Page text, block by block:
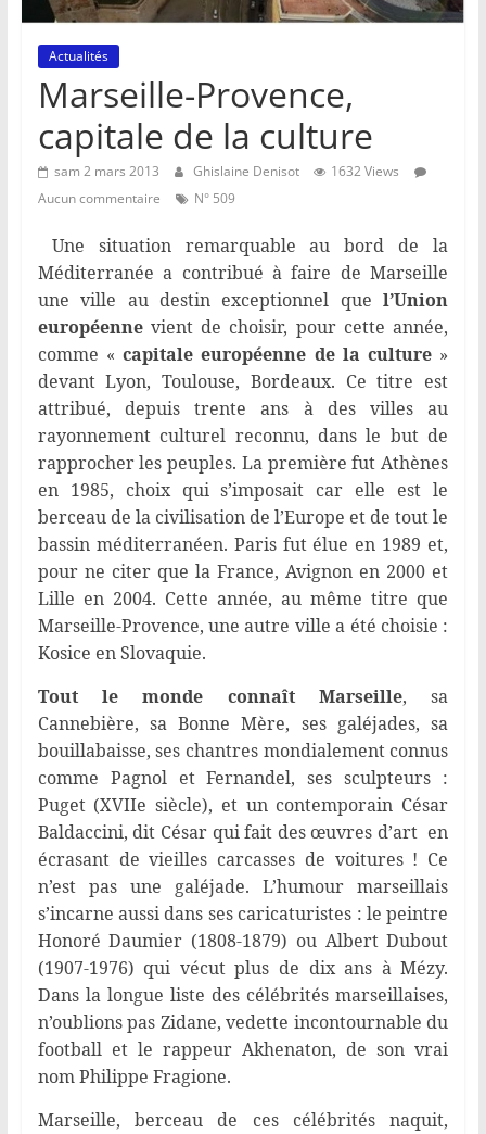
Actualités
Marseille-Provence,
capitale de la culture
sam 2 mars 2013 Ghislaine Denisot
1632 Views
Aucun commentaire
N° 509
Une situation remarquable au bord de la
Méditerranée a contribué à faire de Marseille
une ville au destin exceptionnel quel’Union
européenne vient de choisir, pour cette année,
comme «capitale européenne de la culture »
devant Lyon, Toulouse, Bordeaux. Ce titre est
attribué, depuis trente ans à des villes au
rayonnement culturel reconnu, dans le but de
rapprocher les peuples. La première fut Athènes
en 1985, choix qui s’imposait car elle est le
berceau de la civilisation de l’Europe et de tout le
bassin méditerranéen. Paris fut élue en 1989 et,
pour ne citer que la France, Avignon en 2000 et
Lille en 2004. Cette année, au même titre que
Marseille-Provence, une autre ville a été choisie :
Kosice en Slovaquie.
Tout le monde connaît Marseille, sa
Cannebière, sa Bonne Mère, ses galéjades, sa
bouillabaisse, ses chantres mondialement connus
comme Pagnol et Fernandel, ses sculpteurs :
Puget (XVIIe siècle), et un contemporain César
Baldaccini, dit César qui fait des œuvres d’art en
écrasant de vieilles carcasses de voitures ! Ce
n’est pas une galéjade. L’humour marseillais
s’incarne aussi dans ses caricaturistes : le peintre
Honoré Daumier (1808-1879) ou Albert Dubout
(1907-1976) qui vécut plus de dix ans à Mézy.
Dans la longue liste des célébrités marseillaises,
n’oublions pas Zidane, vedette incontournable du
football et le rappeur Akhenaton, de son vrai
nom Philippe Fragione.
Marseille, berceau de ces célébrités naquit,